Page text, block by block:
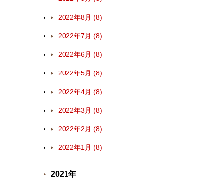
2022年8月 (8)
2022年7月 (8)
2022年6月 (8)
2022年5月 (8)
2022年4月 (8)
2022年3月 (8)
2022年2月 (8)
2022年1月 (8)
2021年